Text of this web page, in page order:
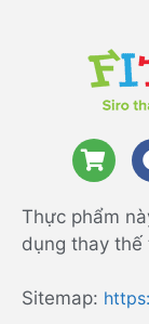
Thực phẩm
dụng thay thế
Sitemap: